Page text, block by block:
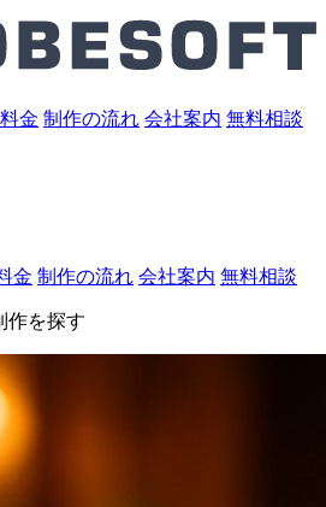
金 制作の流れ 会社案内 無料相談
金 制作の流れ 会社案内 無料相談
作を探す